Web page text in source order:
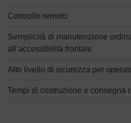
Controllo remoto
Semplicità di manutenzione
all’accessibilità frontale
Alto livello di sicurezza per
Tempi di costruzione e consegna